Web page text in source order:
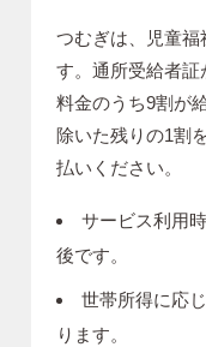
つむぎは、児童
す。通所受給者
料金のうち9割が
除いた残りの1割
払いください。
サービス利用
後です。
世帯所得に応
ります。